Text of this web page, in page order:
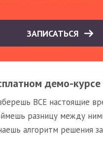
ЗАПИСАТЬСЯ
демо-
ВСЕ настоящие
разницу между
алгоритм решения